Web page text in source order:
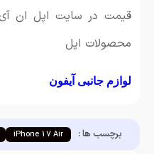
قیمت در سایت اپل ان
محصولات اپل
لوازم جانبی آیفون
برچسب ها : iPhone 17 Air